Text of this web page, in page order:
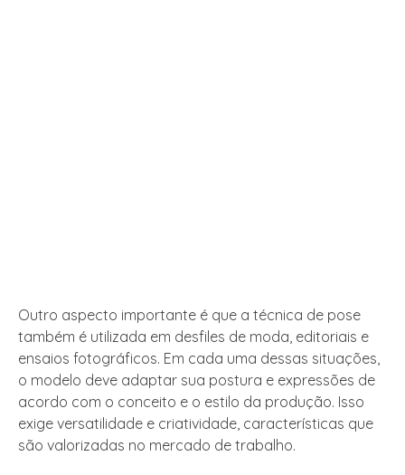
Outro aspecto importante é que a técnica de pose
também é utilizada em desfiles de moda, editoriais e
ensaios fotográficos. Em cada uma dessas situações,
o modelo deve adaptar sua postura e expressões de
acordo com o conceito e o estilo da produção. Isso
exige versatilidade e criatividade, características que
são valorizadas no mercado de trabalho.